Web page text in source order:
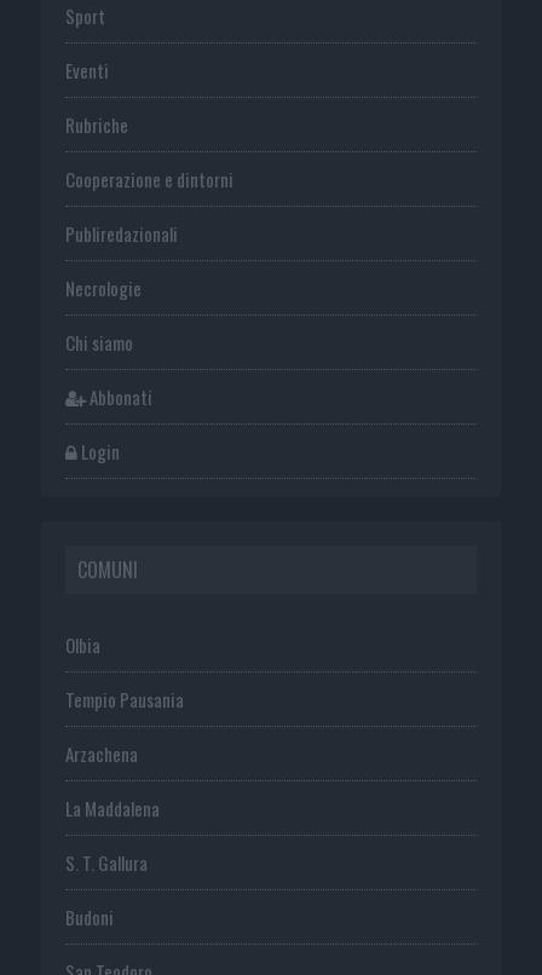
Sport
Eventi
Rubriche
Cooperazione e dintorni
Publiredazionali
Necrologie
Chi siamo
Abbonati
Login
COMUNI
Olbia
Tempio Pausania
Arzachena
La Maddalena
S. T. Gallura
Budoni